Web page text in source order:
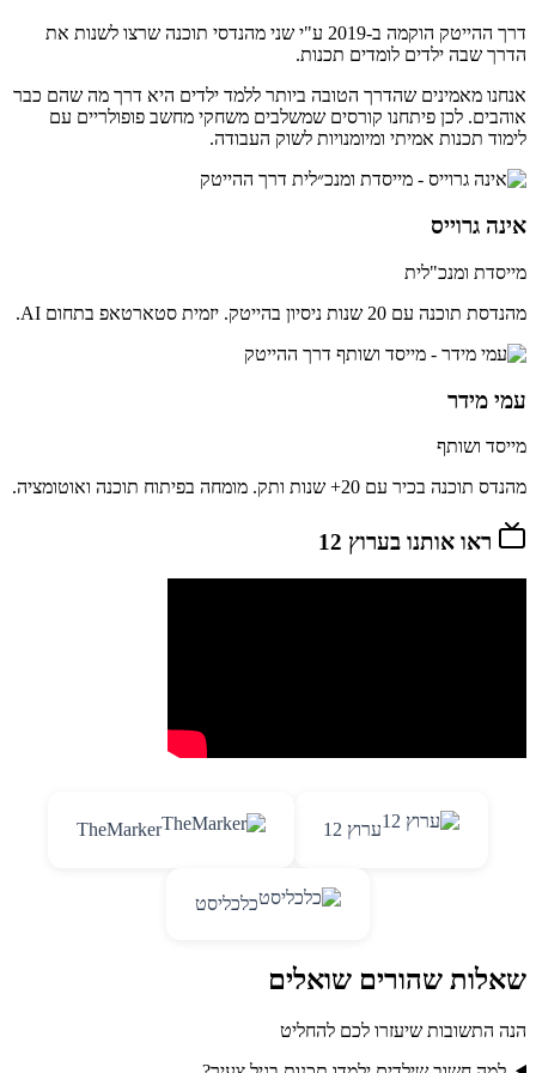
דרך ההייטק הוקמה ב-2019 ע"י שני מהנדסי תוכנה שרצו לשנות את
הדרך שבה ילדים לומדים תכנות.
אנחנו מאמינים שהדרך הטובה ביותר ללמד ילדים היא דרך מה שהם כבר
אוהבים. לכן פיתחנו קורסים שמשלבים משחקי מחשב פופולריים עם
לימוד תכנות אמיתי ומיומנויות לשוק העבודה.
אינה גרוייס
מייסדת ומנכ"לית
מהנדסת תוכנה עם 20 שנות ניסיון בהייטק. יזמית סטארטאפ בתחום AI.
עמי מידר
מייסד ושותף
מהנדס תוכנה בכיר עם 20+ שנות ותק. מומחה בפיתוח תוכנה ואוטומציה.
ראו אותנו בערוץ 12
ערוץ 12 TheMarker
כלכליסט
שאלות שהורים שואלים
הנה התשובות שיעזרו לכם להחליט